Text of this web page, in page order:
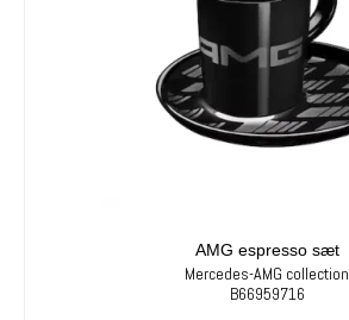
AMG espresso sæt
Mercedes-AMG collection
B66959716